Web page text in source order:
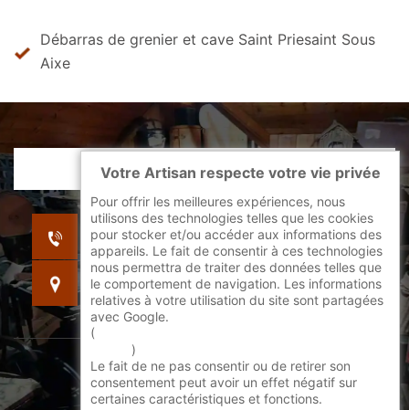
Débarras de grenier et cave Saint Priesaint Sous
Aixe
indisponible
indisponible
indisponible
©2022 - 2026 Tout droit réservé -
Mentions légales
Votre Artisan respecte votre vie privée
Pour offrir les meilleures expériences, nous
utilisons des technologies telles que les cookies
pour stocker et/ou accéder aux informations des
appareils. Le fait de consentir à ces technologies
nous permettra de traiter des données telles que
le comportement de navigation. Les informations
relatives à votre utilisation du site sont partagées
avec Google.
(
)
Le fait de ne pas consentir ou de retirer son
consentement peut avoir un effet négatif sur
certaines caractéristiques et fonctions.